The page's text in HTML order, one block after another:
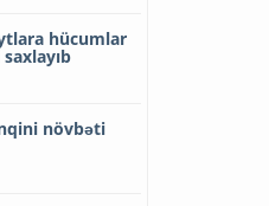
hücumlar
növbəti